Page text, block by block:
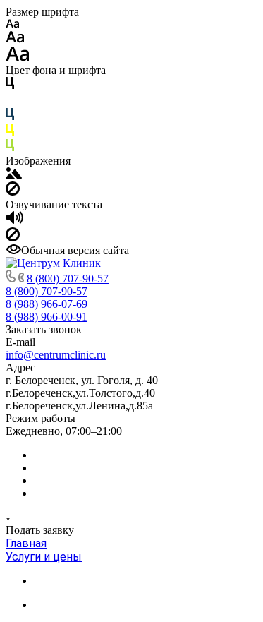
Размер шрифта
Цвет фона и шрифта
Изображения
Озвучивание текста
Обычная версия сайта
8 (800) 707-90-57
8 (800) 707-90-57
8 (988) 966-07-69
8 (988) 966-00-91
Заказать звонок
E-mail
info@centrumclinic.ru
Адрес
г. Белореченск, ул. Гоголя, д. 40
г.Белореченск,ул.Толстого,д.40
г.Белореченск,ул.Ленина,д.85а
Режим работы
Ежедневно, 07:00–21:00
Подать заявку
Главная
Услуги и цены